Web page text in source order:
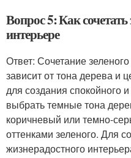
Вопрос 5: Как
интерьере
Ответ: Сочетание
зависит от тона дерева и
для создания спокойного
выбрать темные тона
коричневый или темно-
оттенками зеленого. Для
жизнерадостного